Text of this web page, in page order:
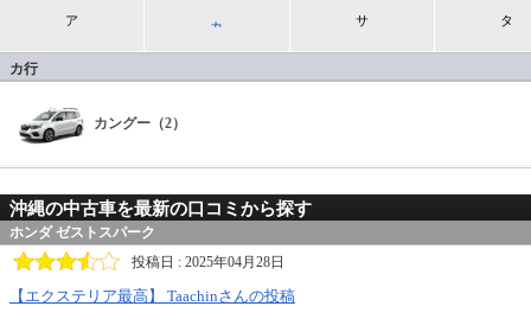
ア カ サ タ
カ行
カングー（2）
沖縄の中古車を最新の口コミから探す
ホンダ ゼストスパーク
投稿日 : 2025年04月28日
【エクステリア最高】 Taachinさんの投稿